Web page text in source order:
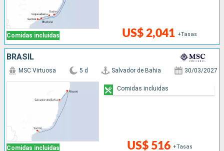
Comidas incluidas US$ 2,041 +Tasas
BRASIL
Comidas incluidas
MSC Virtuosa 5 d Salvador de Bahia 30/03/2027
US$ 516 +Tasas
Comidas incluidas